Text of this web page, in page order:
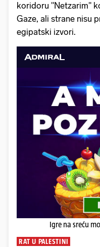
koridoru "Netzarim"
Gaze, ali strane nisu
egipatski izvori.
Igre na sreću
RAT U PALESTINI